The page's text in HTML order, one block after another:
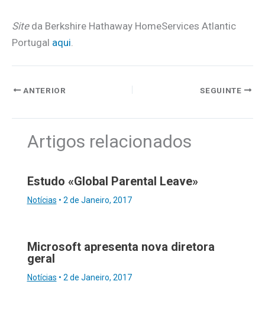
Siteda Berkshire Hathaway HomeServices Atlantic
Portugal aqui
ANTERIOR SEGUINTE
Artigos relacionados
Estudo «Global Parental Leave»
Notícias • 2 de Janeiro, 2017
Microsoft apresenta nova diretora
geral
Notícias • 2 de Janeiro, 2017